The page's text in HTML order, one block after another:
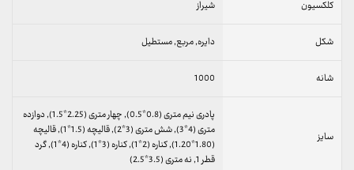
کلکسیون شیراز
شکل دایره, مربع, مستطیل
شانه 1000
سایز
پادری نیم متری (0.8*0.5), چهار متری (2.25*1.5), دوازده
متری (4*3), شش متری (3*2), قالیچه (1.5*1), قالیچه
(1.80*1.20), کناره (2*1), کناره (3*1), کناره (4*1), گرد
قطر 1, نه متری (3.5*2.5)